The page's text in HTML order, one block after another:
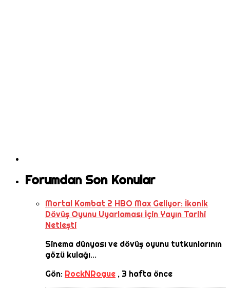
Forumdan Son Konular
Mortal Kombat 2 HBO Max Geliyor: İkonik
Dövüş Oyunu Uyarlaması İçin Yayın Tarihi
Netleşti
Sinema dünyası ve dövüş oyunu tutkunlarının
gözü kulağı...
Gön: RockNRogue , 3 hafta önce